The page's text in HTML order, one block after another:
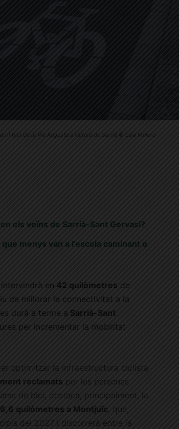
bici de la Via Augusta a l'altura de Sarrià © Laia Melero
els veïns de Sarrià-Sant Gervasi?
menys van a l’escola caminant o
en 42 quilòmetres de
de millorar la connectivitat a la
durà a terme a Sarrià-Sant
per incrementar la mobilitat
optimitzar la infraestructura ciclista
reclamats per les persones
de bici, destaca, principalment, la
6,6 quilòmetres a Montjuïc, que,
del 2027 i discorrerà entre la